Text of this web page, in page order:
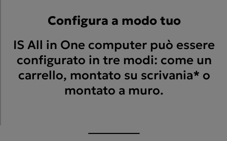
Configura a modo tuo
IS All in One computer può essere
configurato in tre modi: come un
carrello, montato su scrivania* o
montato a muro.